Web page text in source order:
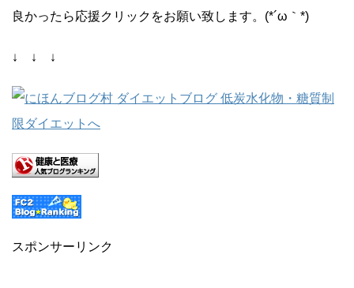
良かったら応援クリックをお願い致します。(*´ω｀*)
↓ ↓ ↓
スポンサーリンク